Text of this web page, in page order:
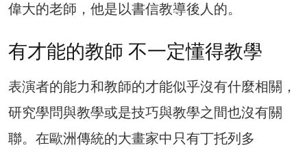
偉大的老師，他是以書信教導後人的。
有才能的教師 不一定懂得教學
表演者的能力和教師的才能似乎沒有什麼相關，
研究學問與教學或是技巧與教學之間也沒有關
聯。在歐洲傳統的大畫家中只有丁托列多